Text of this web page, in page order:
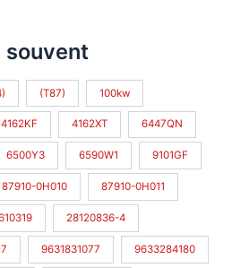
souvent
(T87) 100kw
4162KF 4162XT 6447QN
6500Y3 6590W1 9101GF
87910-0H010 87910-0H011
28120836-4
9631831077 9633284180